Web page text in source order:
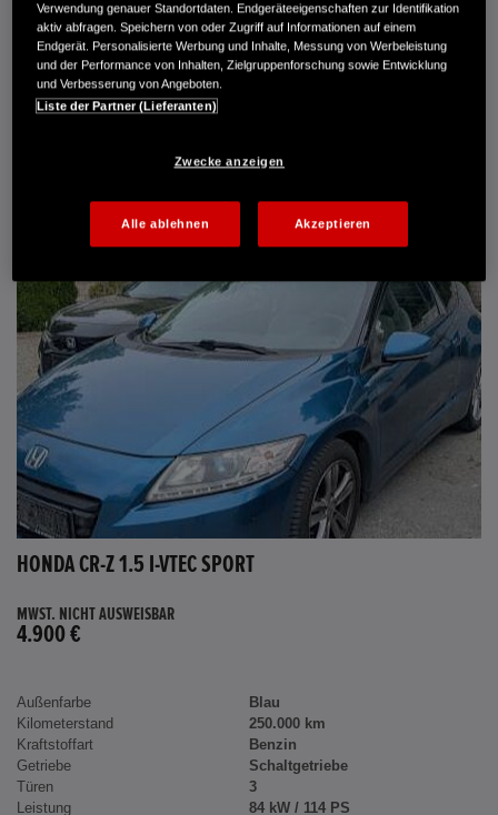
21035 Hamburg
+49 40 735 935 0
DETAILS
HONDA CR-Z 1.5 I-VTEC SPORT
MWST. NICHT AUSWEISBAR
4.900 €
Außenfarbe
Blau
Kilometerstand
250.000 km
Kraftstoffart
Benzin
Getriebe
Schaltgetriebe
Türen
3
Leistung
84 kW / 114 PS
Verwendung genauer Standortdaten. Endgeräteeigenschaften zur Identifikation
aktiv abfragen. Speichern von oder Zugriff auf Informationen auf einem
Endgerät. Personalisierte Werbung und Inhalte, Messung von Werbeleistung
und der Performance von Inhalten, Zielgruppenforschung sowie Entwicklung
und Verbesserung von Angeboten.
Liste der Partner (Lieferanten)
Zwecke anzeigen
Alle ablehnen Akzeptieren